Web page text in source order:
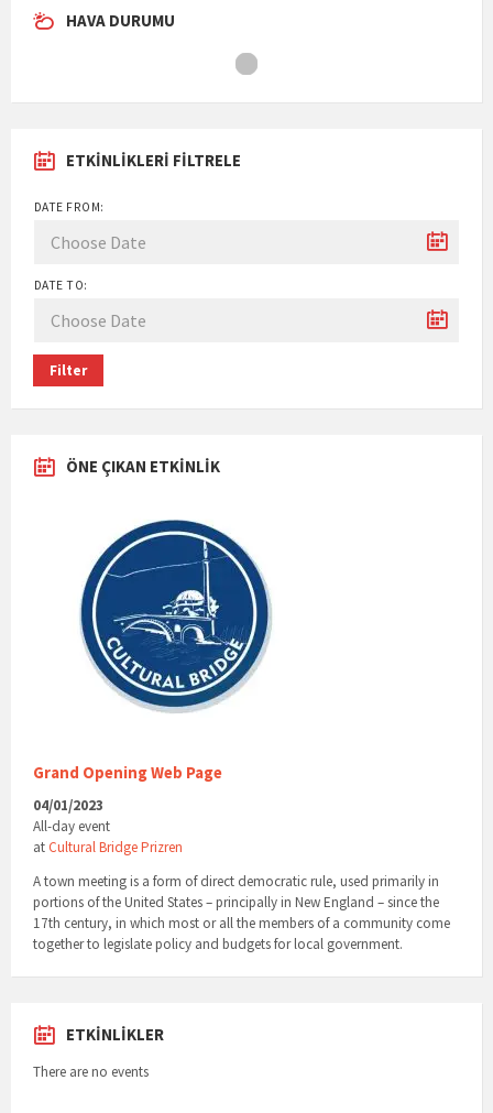
HAVA DURUMU
ETKINLIKLERI FILTRELE
DATE FROM:
DATE TO:
Filter
ÖNE ÇIKAN ETKINLIK
Grand Opening Web Page
04/01/2023
All-day event
atCultural Bridge Prizren
A town meeting is a form of direct democratic rule, used primarily in
portions of the United States – principally in New England – since the
17th century, in which most or all the members of a community come
together to legislate policy and budgets for local government.
ETKINLIKLER
There are no events